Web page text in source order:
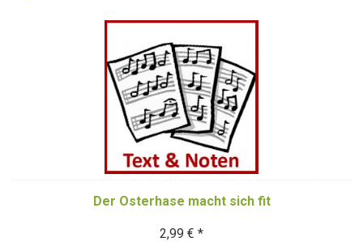
Der Osterhase macht sich fit
2,99 € *